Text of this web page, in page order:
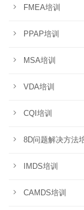
FMEA培训
PPAP培训
MSA培训
VDA培训
CQI培训
8D问题解决方法
IMDS培训
CAMDS培训